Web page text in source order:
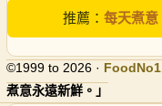
推薦： 每天煮意
©1999 to 2026 · FoodNo1
煮意永遠新鮮。」